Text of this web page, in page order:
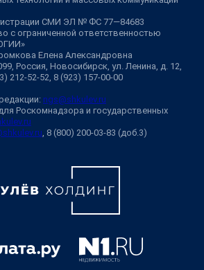
СМИ ЭЛ № ФС 77—84683
с ограниченной ответственностью
Елена Александровна
Россия, Новосибирск, ул. Ленина, д. 12,
212-52-52, 8 (923) 157-00-00
ngs@shkulev.ru
Роскомнадзора и государственных
, 8 (800) 200-03-83 (доб.3)